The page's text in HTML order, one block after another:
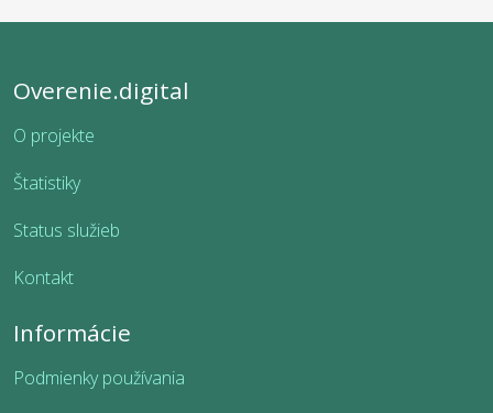
Overenie.digital
O projekte
Štatistiky
Status služieb
Kontakt
Informácie
Podmienky používania